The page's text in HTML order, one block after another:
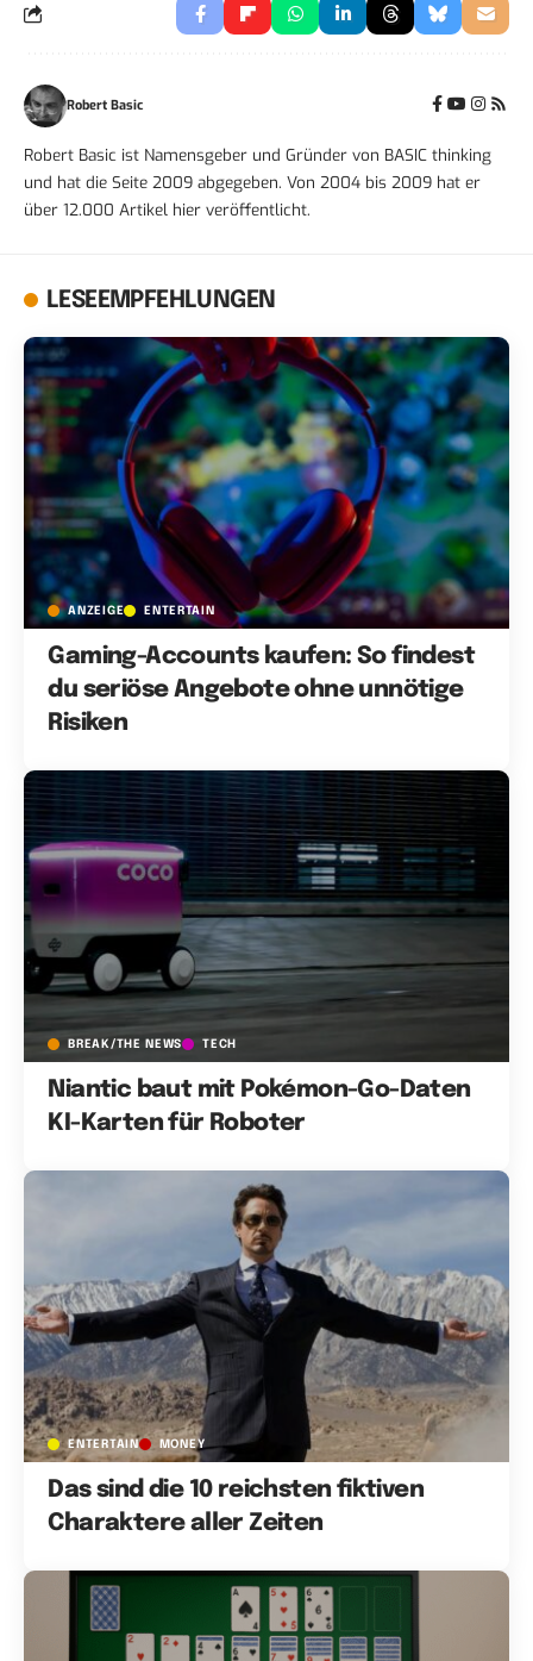
Robert Basic
Robert Basic ist Namensgeber und Gründer von BASIC thinking
und hat die Seite 2009 abgegeben. Von 2004 bis 2009 hat er
über 12.000 Artikel hier veröffentlicht.
LESEEMPFEHLUNGEN
ANZEIGE ENTERTAIN
Gaming-Accounts kaufen: So findest
du seriöse Angebote ohne unnötige
Risiken
BREAK/THE NEWS TECH
Niantic baut mit Pokémon-Go-Daten
KI-Karten für Roboter
ENTERTAIN MONEY
Das sind die 10 reichsten fiktiven
Charaktere aller Zeiten